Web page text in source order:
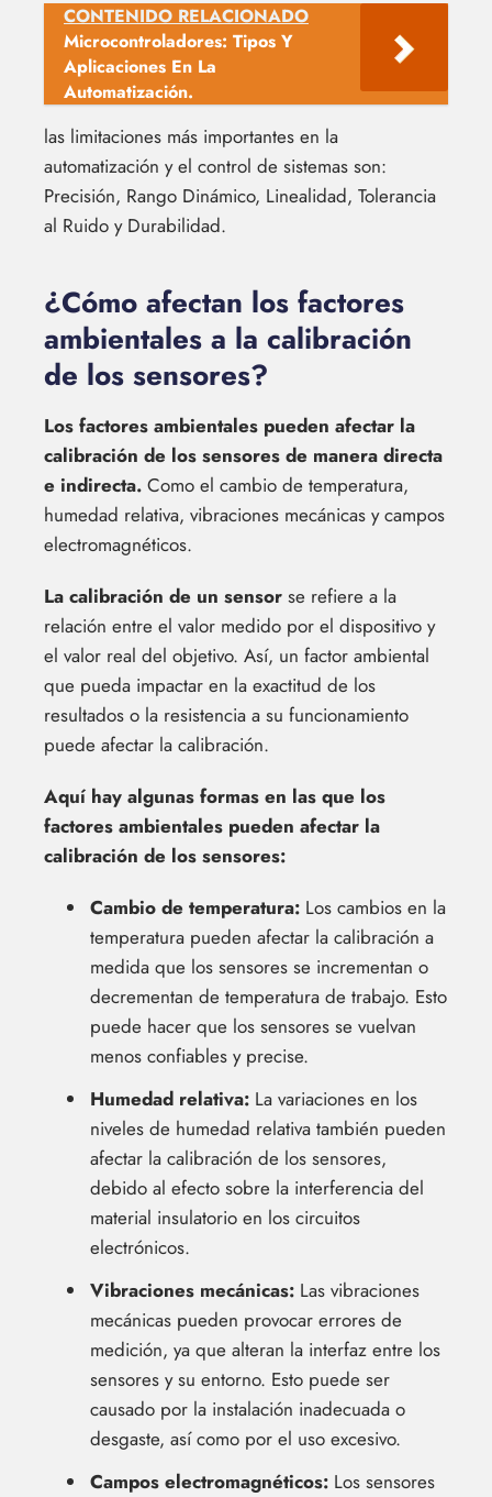
CONTENIDO RELACIONADO
Microcontroladores: Tipos Y
Aplicaciones En La
Automatización.
las limitaciones más importantes en la
automatización y el control de sistemas son:
Precisión, Rango Dinámico, Linealidad, Tolerancia
al Ruido y Durabilidad.
¿Cómo afectan los factores
ambientales a la calibración
de los sensores?
Los factores ambientales pueden afectar la
calibración de los sensores de manera directa
e indirecta. Como el cambio de temperatura,
humedad relativa, vibraciones mecánicas y campos
electromagnéticos.
La calibración de un sensor se refiere a la
relación entre el valor medido por el dispositivo y
el valor real del objetivo. Así, un factor ambiental
que pueda impactar en la exactitud de los
resultados o la resistencia a su funcionamiento
puede afectar la calibración.
Aquí hay algunas formas en las que los
factores ambientales pueden afectar la
calibración de los sensores:
Cambio de temperatura: Los cambios en la
temperatura pueden afectar la calibración a
medida que los sensores se incrementan o
decrementan de temperatura de trabajo. Esto
puede hacer que los sensores se vuelvan
menos confiables y precise.
Humedad relativa: La variaciones en los
niveles de humedad relativa también pueden
afectar la calibración de los sensores,
debido al efecto sobre la interferencia del
material insulatorio en los circuitos
electrónicos.
Vibraciones mecánicas: Las vibraciones
mecánicas pueden provocar errores de
medición, ya que alteran la interfaz entre los
sensores y su entorno. Esto puede ser
causado por la instalación inadecuada o
desgaste, así como por el uso excesivo.
Campos electromagnéticos: Los sensores